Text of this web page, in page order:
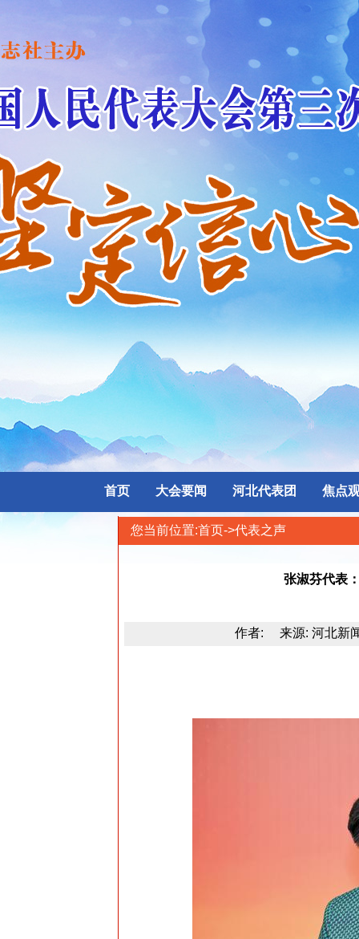
首页 大会要闻 河北代表团 焦点
您当前位置:首页->代表之声
张淑芬代表
作者: 来源: 河北新